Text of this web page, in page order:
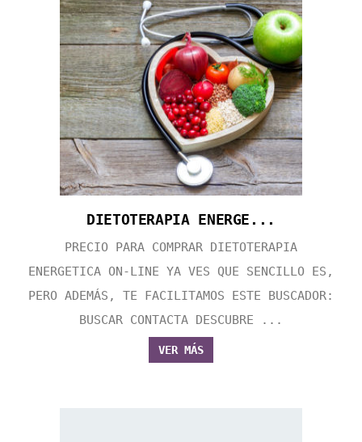
DIETOTERAPIA ENERGE...
PRECIO PARA COMPRAR DIETOTERAPIA
ENERGETICA ON-LINE YA VES QUE SENCILLO ES,
PERO ADEMÁS, TE FACILITAMOS ESTE BUSCADOR:
BUSCAR CONTACTA DESCUBRE ...
VER MÁS